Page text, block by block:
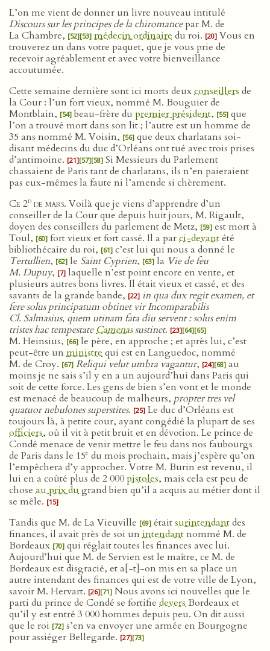
L’on me vient de donner un livre nouveau intitulé
Discours sur les principes de la chiromancepar M. de
La Chambre, [52][53] médecin ordinaire du roi. [20] Vous en
trouverez un dans votre paquet, que je vous prie de
recevoir agréablement et avec votre bienveillance
accoutumée.
Cette semaine dernière sont ici morts deuxconseillers de
la Cour : l’un fort vieux, nommé M. Bouguier de
Montblain, [54] beau-frère du premier président, [55] que
l’on a trouvé mort dans son lit ; l’autre est un homme de
35 ans nommé M. Voisin, [56] que deux charlatans soi-
disant médecins du duc d’Orléans ont tué avec trois prises
d’antimoine. [21][57][58] Si Messieurs du Parlement
chassaient de Paris tant de charlatans, ils n’en paieraient
pas eux-mêmes la faute ni l’amende si chèrement.
Ce 2d de mars. Voilà que je viens d’apprendre d’un
conseiller de la Cour que depuis huit jours, M. Rigault,
doyen des conseillers du parlement de Metz, [59] est mort à
Toul, [60] fort vieux et fort cassé. Il a parci-devantété
bibliothécaire du roi, [61] c’est lui qui nous a donné le
Tertullien, [62] le Saint Cyprien, [63] la Vie de feu
M. Dupuy, [7] laquelle n’est point encore en vente, et
plusieurs autres bons livres. Il était vieux et cassé, et des
savants de la grande bande, [22] in qua dux regit examen, et
fere solus principatum obtinet vir Incomparabilis
Cl. Salmasius, quem utinam fata diu servent : solus enim
tristes hac tempestateCamenassustinet. [23][64][65]
M. Heinsius, [66] le père, en approche ; et après lui, c’est
peut-être un ministrequi est en Languedoc, nommé
M. de Croy. [67] Reliqui velut umbra vagantur, [24][68] au
moins je ne sais s’il y en a un aujourd’hui dans Paris qui
soit de cette force. Les gens de bien s’en vont et le monde
est menacé de beaucoup de malheurs, propter tres vel
quatuor nebulones superstites. [25] Le duc d’Orléans est
toujours là, à petite cour, ayant congédié la plupart de ses
officiers, où il vit à petit bruit et en dévotion. Le prince de
Condé menace de venir mettre le feu dans nos faubourgs
de Paris dans le 15e du mois prochain, mais j’espère qu’on
l’empêchera d’y approcher. Votre M. Burin est revenu, il
lui en a coûté plus de 2 000pistoles, mais cela est peu de
chose au prix dugrand bien qu’il a acquis au métier dont il
se mêle. [15]
Tandis que M. de La Vieuville [69] étaitsurintendantdes
finances, il avait près de soi un intendantnommé M. de
Bordeaux [70] qui réglait toutes les finances avec lui.
Aujourd’hui que M. de Servien est le maître, ce M. de
Bordeaux est disgracié, et a[-t]-on mis en sa place un
autre intendant des finances qui est de votre ville de Lyon,
savoir M. Hervart. [26][71] Nous avons ici nouvelles que le
parti du prince de Condé se fortifie deversBordeaux et
qu’il y est entré 3 000 hommes depuis peu. On dit aussi
que le roi [72] s’en va envoyer une armée en Bourgogne
pour assiéger Bellegarde. [27][73]